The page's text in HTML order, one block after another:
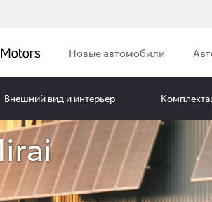
Новые автомобили
Внешний вид и интерьер